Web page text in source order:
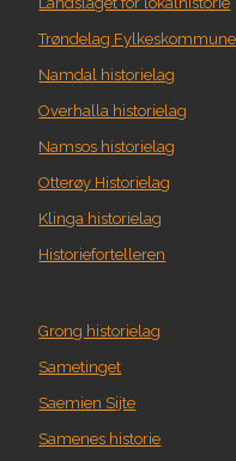
Trøndelag Fylkeskommune
Namdal historielag
Overhalla historielag
Namsos historielag
Otterøy Historielag
Klinga historielag
Historiefortelleren
Grong historielag
Sametinget
Saemien Sijte
Samenes historie